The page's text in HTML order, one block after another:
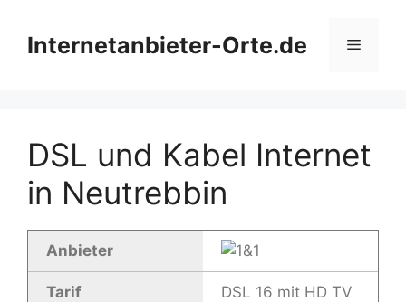
Inhalt
springen
Internetanbieter-Orte.de Menü
DSL und Kabel Internet
in Neutrebbin
Anbieter
Tarif DSL 16 mit HD TV